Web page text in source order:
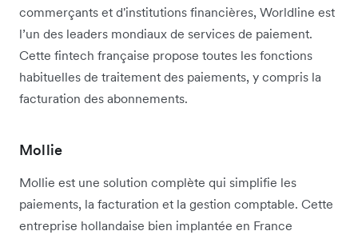
commerçants et d'institutions financières, Worldline est
l’un des leaders mondiaux de services de paiement.
Cette fintech française propose toutes les fonctions
habituelles de traitement des paiements, y compris la
facturation des abonnements.
Mollie
Mollie est une solution complète qui simplifie les
paiements, la facturation et la gestion comptable. Cette
entreprise hollandaise bien implantée en France